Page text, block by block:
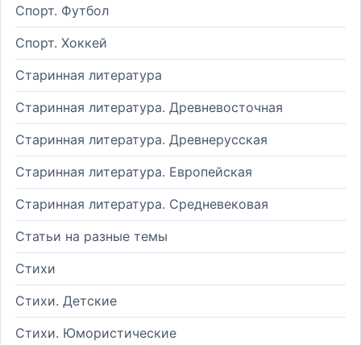
Спорт. Футбол
Спорт. Хоккей
Старинная литература
Старинная литература. Древневосточная
Старинная литература. Древнерусская
Старинная литература. Европейская
Старинная литература. Средневековая
Статьи на разные темы
Стихи
Стихи. Детские
Стихи. Юмористические